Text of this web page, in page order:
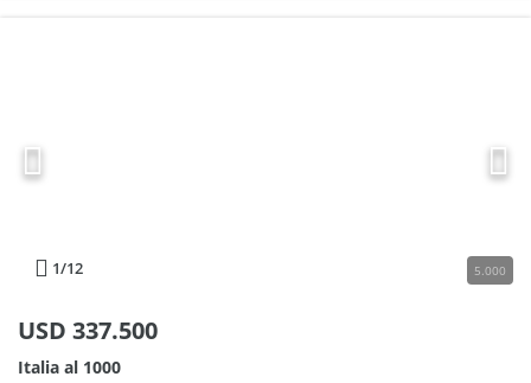
1/12 5.000
USD 337.500
Italia al 1000